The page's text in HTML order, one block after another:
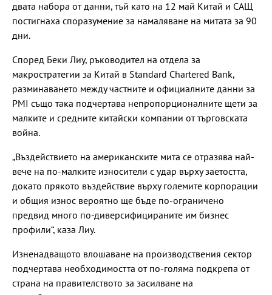
двата набора от данни, тъй като на 12 май Китай и САЩ
постигнаха споразумение за намаляване на митата за 90
дни.
Според Беки Лиу, ръководител на отдела за
макростратегии за Китай в Standard Chartered Bank,
разминаването между частните и официалните данни за
PMI също така подчертава непропорционалните щети за
малките и средните китайски компании от търговската
война.
„Въздействието на американските мита се отразява най-
вече на по-малките износители с удар върху заетостта,
докато прякото въздействие върху големите корпорации
и общия износ вероятно ще бъде по-ограничено
предвид много по-диверсифицираните им бизнес
профили“, каза Лиу.
Изненадващото влошаване на производствения сектор
подчертава необходимостта от по-голяма подкрепа от
страна на правителството за засилване на